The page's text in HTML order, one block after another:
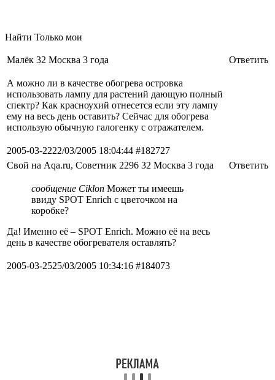
Найти Только мои
Малёк 32 Москва 3 года Ответить
А можно ли в качестве обогрева островка
использовать лампу для растений дающую полный
спектр? Как красноухий отнесется если эту лампу
ему на весь день оставить? Сейчас для обогрева
использую обычную галогенку с отражателем.
2005-03-2222/03/2005 18:04:44 #182727
Свой на Aqa.ru, Советник 2296 32 Москва 3 года Ответить
сообщение Ciklon Может ты имеешь
ввиду SPOT Enrich c цветочком на
коробке?
Да! Именно её – SPOT Enrich. Можно её на весь
день в качестве обогревателя оставлять?
2005-03-2525/03/2005 10:34:16 #184073